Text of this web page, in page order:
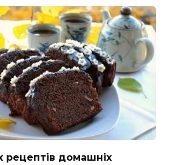
рецептів домашніх